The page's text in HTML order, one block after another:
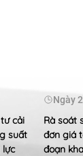
cải
suất
lực
Ngày
Rà soát
đơn giá
đoạn